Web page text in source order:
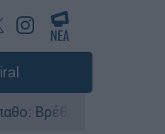
πυρομαχικά στο